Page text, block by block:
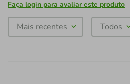
Faça login para avaliar este produto
Mais recentes Todos